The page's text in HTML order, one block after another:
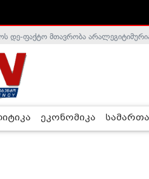
დე-ფაქტო მთავრობა არალეგიტიმურია
ეკონომიკა